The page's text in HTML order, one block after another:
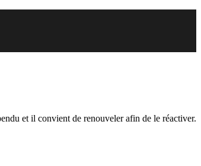
et il convient de renouveler afin de le réactiver.